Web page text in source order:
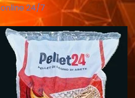
online 24/7